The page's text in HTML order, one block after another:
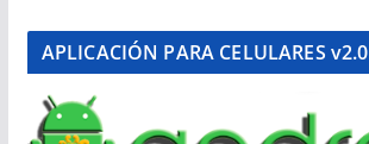
APLICACIÓN PARA CELULARES v2.0